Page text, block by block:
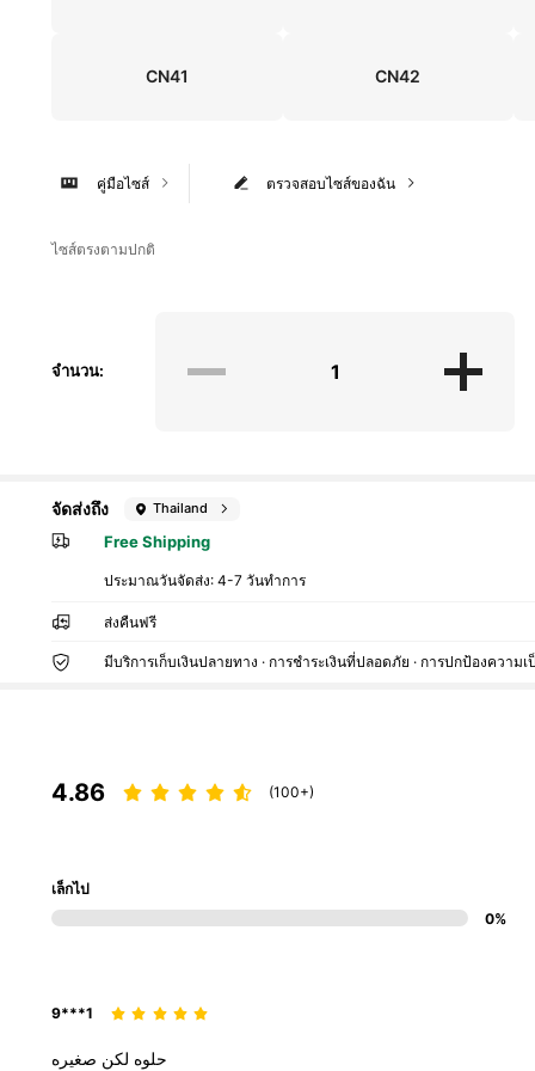
CN41 CN42
ตรวจสอบไซส์ของฉัน
คู่มือไซส์
ไซส์ตรงตามปกติ
จำนวน:
จัดส่งถึง Thailand
Free Shipping
ประมาณวันจัดส่ง:4-7 วันทำการ
ส่งคืนฟรี
มีบริการเก็บเงินปลายทาง · การชำระเงินที่ปลอดภัย · การปกป้องความ
4.86 (100+)
เล็กไป
0%
9***1
حلوه لكن صغيره